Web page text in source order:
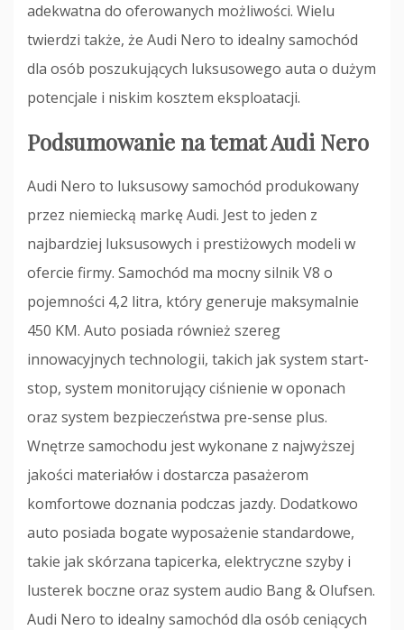
adekwatna do oferowanych możliwości. Wielu
twierdzi także, że Audi Nero to idealny samochód
dla osób poszukujących luksusowego auta o dużym
potencjale i niskim kosztem eksploatacji.
Podsumowanie na temat Audi Nero
Audi Nero to luksusowy samochód produkowany
przez niemiecką markę Audi. Jest to jeden z
najbardziej luksusowych i prestiżowych modeli w
ofercie firmy. Samochód ma mocny silnik V8 o
pojemności 4,2 litra, który generuje maksymalnie
450 KM. Auto posiada również szereg
innowacyjnych technologii, takich jak system start-
stop, system monitorujący ciśnienie w oponach
oraz system bezpieczeństwa pre-sense plus.
Wnętrze samochodu jest wykonane z najwyższej
jakości materiałów i dostarcza pasażerom
komfortowe doznania podczas jazdy. Dodatkowo
auto posiada bogate wyposażenie standardowe,
takie jak skórzana tapicerka, elektryczne szyby i
lusterek boczne oraz system audio Bang & Olufsen.
Audi Nero to idealny samochód dla osób ceniących